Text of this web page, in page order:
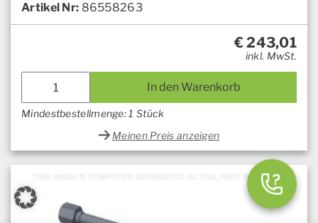
Artikel Nr: 86558263
€243,01
inkl. MwSt.
In den Warenkorb
Mindestbestellmenge: 1 Stück
Meinen Preis anzeigen